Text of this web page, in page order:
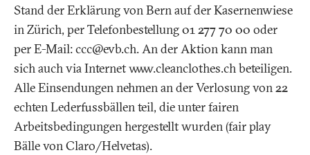
Stand der Erklärung von Bern auf der Kasernenwiese
in Zürich, per Telefonbestellung 01 277 70 00 oder
per E-Mail: ccc@evb.ch. An der Aktion kann man
sich auch via Internet www.cleanclothes.ch beteiligen.
Alle Einsendungen nehmen an der Verlosung von 22
echten Lederfussbällen teil, die unter fairen
Arbeitsbedingungen hergestellt wurden (fair play
Bälle von Claro/Helvetas).